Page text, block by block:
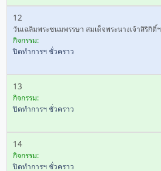
12
วันเฉลิมพระชนมพรรษา สมเด็จพระนางเจ้าสิริกิติ์ฯ
กิจกรรม:
ปิดทำการฯ ชั่วคราว
13
กิจกรรม:
ปิดทำการฯ ชั่วคราว
14
กิจกรรม:
ปิดทำการฯ ชั่วคราว